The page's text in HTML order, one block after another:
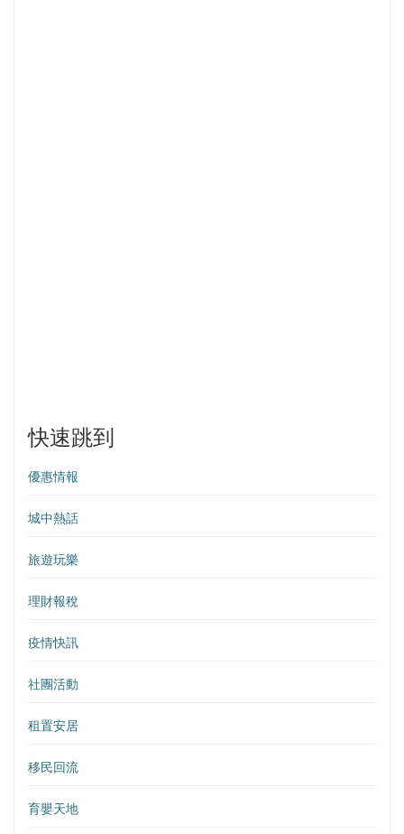
快速跳到
優惠情報
城中熱話
旅遊玩樂
理財報稅
疫情快訊
社團活動
租置安居
移民回流
育嬰天地